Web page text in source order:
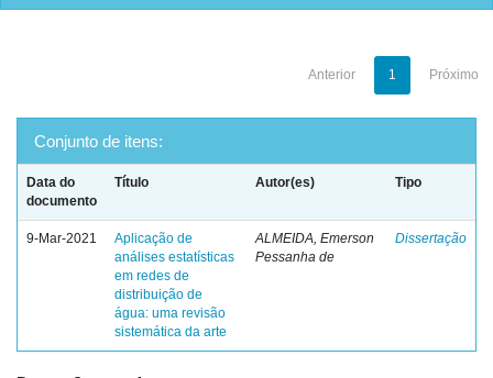
Anterior 1 Próximo
Conjunto de itens:
Data do
documento
Título Autor(es) Tipo
9-Mar-2021
Aplicação de
análises estatísticas
em redes de
distribuição de
água: uma revisão
sistemática da arte
ALMEIDA, Emerson
Pessanha de
Dissertação